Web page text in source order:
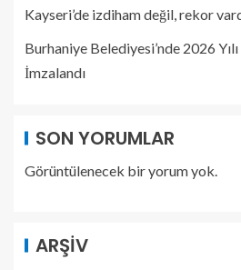
Kayseri’de izdiham değil, rekor
Burhaniye Belediyesi’nde 2026
İmzalandı
SON YORUMLAR
Görüntülenecek bir yorum yok.
ARŞIV